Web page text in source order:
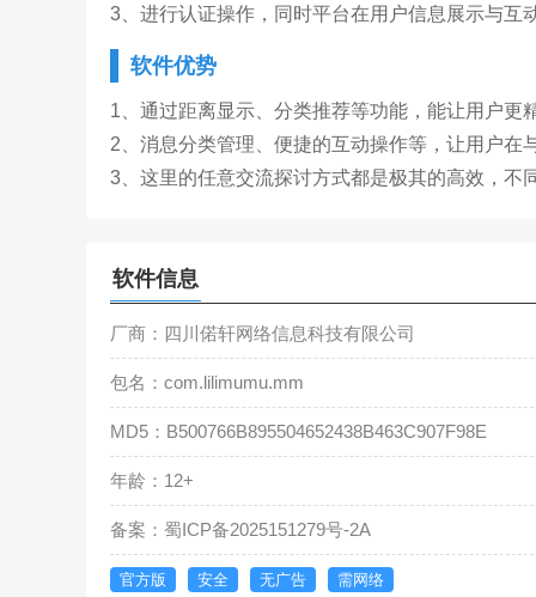
3、进行认证操作，同时平台在用户信息展示与互
软件优势
1、通过距离显示、分类推荐等功能，能让用户更
2、消息分类管理、便捷的互动操作等，让用户在
3、这里的任意交流探讨方式都是极其的高效，不
软件信息
厂商：四川偌轩网络信息科技有限公司
包名：com.lilimumu.mm
MD5：B500766B895504652438B463C907F98E
年龄：12+
备案：蜀ICP备2025151279号-2A
官方版 安全 无广告 需网络